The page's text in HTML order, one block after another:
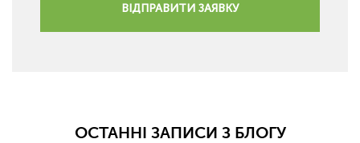
ВІДПРАВИТИ ЗАЯВКУ
ОСТАННІ ЗАПИСИ З БЛОГУ